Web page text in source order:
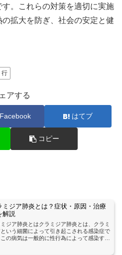
。これらの対策を適切に実施
拡大を防ぎ、社会の安定と健
行
アする
Facebook はてブ
コピー
ミジア肺炎とは？症状・原因・治療
解説
ジア肺炎とはクラミジア肺炎とは、クラミ
いう細菌によって引き起こされる感染症で
の病気は一般的に性行為によって感染する